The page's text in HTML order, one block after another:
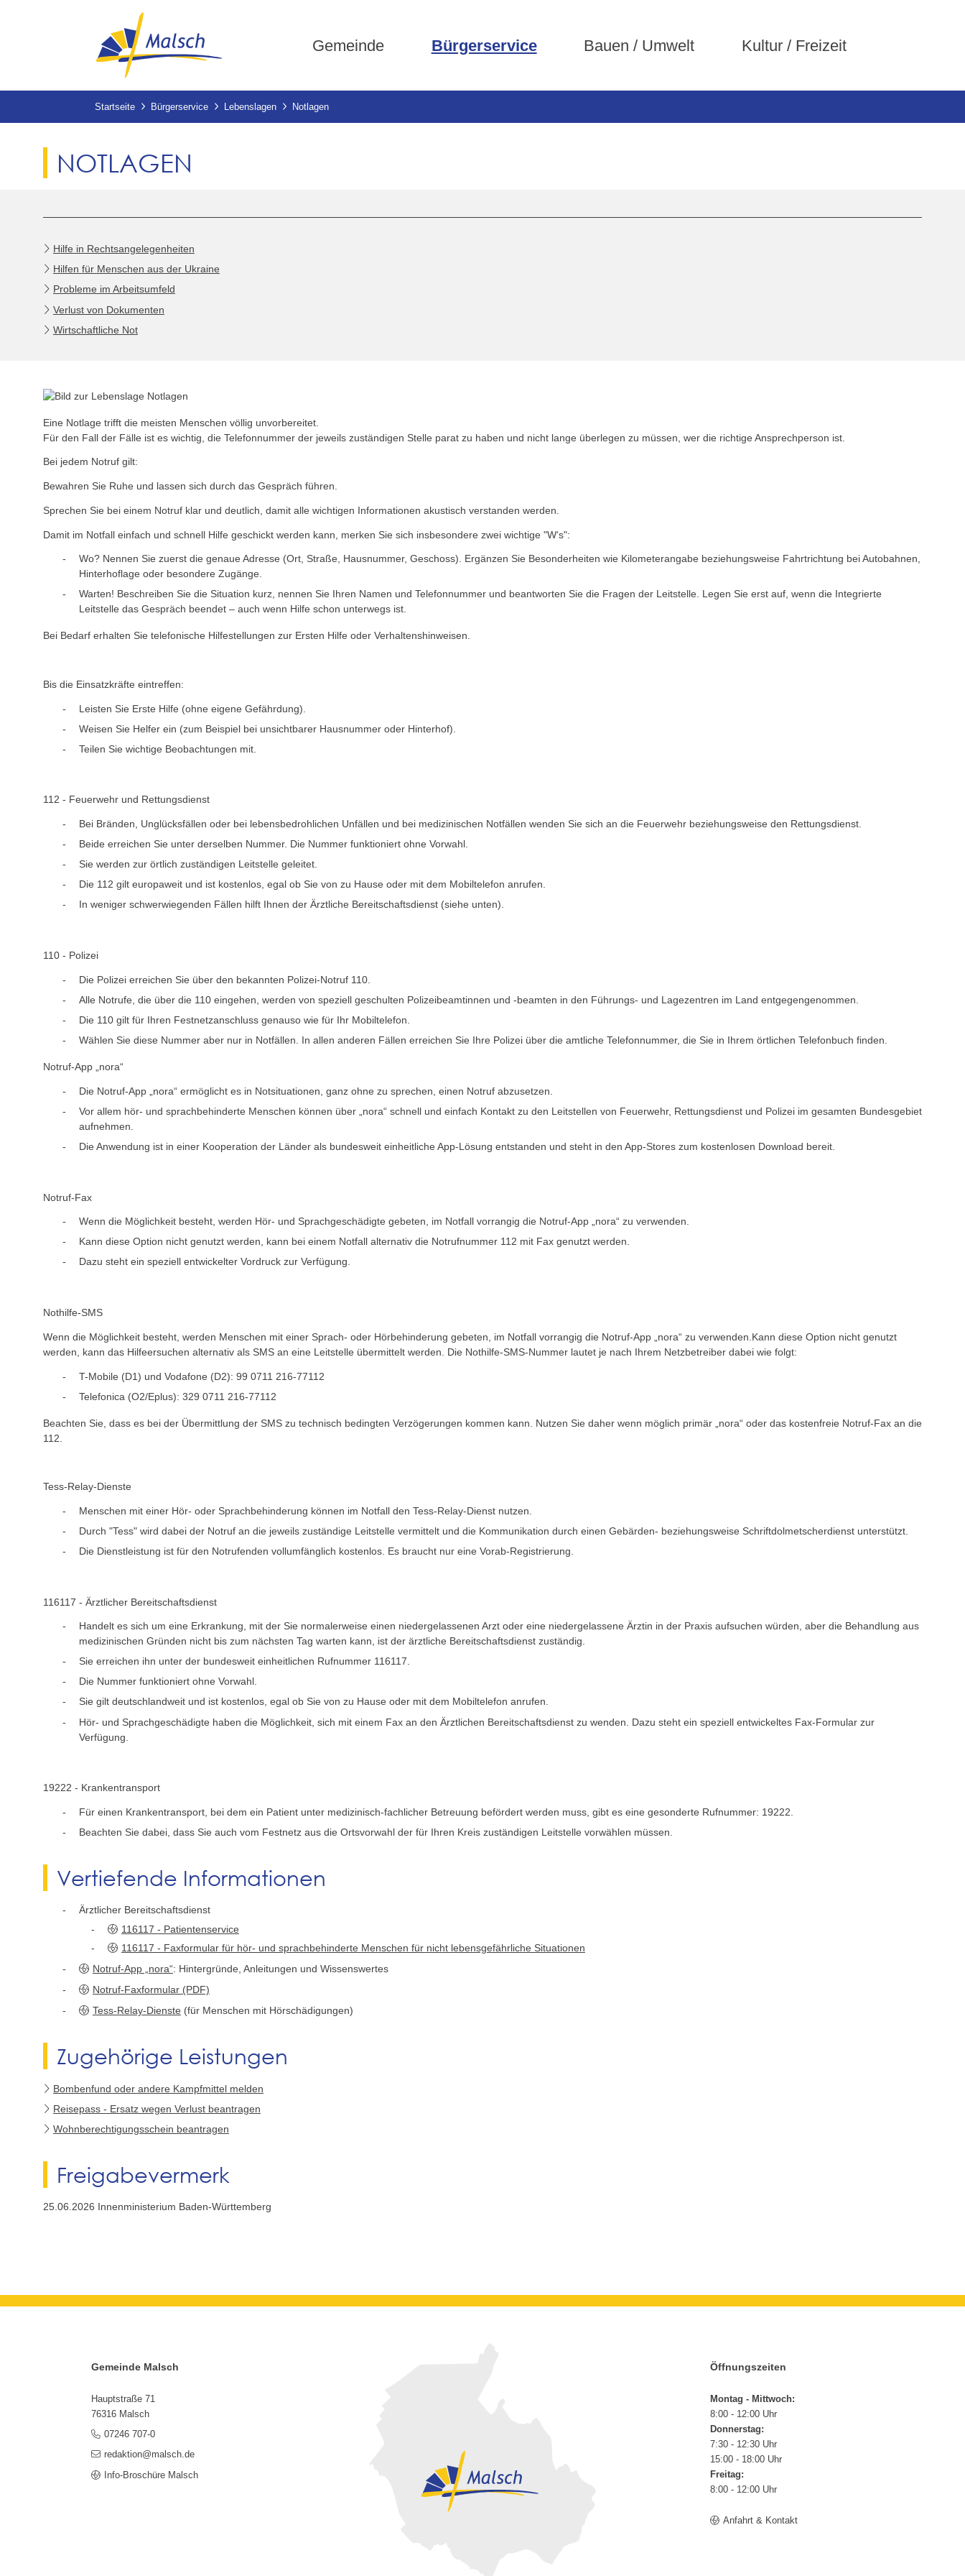
Gemeinde Bürgerservice Bauen / Umwelt Kultur / Freizeit
Startseite Bürgerservice Lebenslagen Notlagen
NOTLAGEN
Hilfe in Rechtsangelegenheiten
Hilfen für Menschen aus der Ukraine
Probleme im Arbeitsumfeld
Verlust von Dokumenten
Wirtschaftliche Not
Eine Notlage trifft die meisten Menschen völlig unvorbereitet.
Für den Fall der Fälle ist es wichtig, die Telefonnummer der jeweils zuständigen Stelle parat zu haben und nicht lange überlegen zu müssen, wer die richtige Ansprechperson ist.
Bei jedem Notruf gilt:
Bewahren Sie Ruhe und lassen sich durch das Gespräch führen.
Sprechen Sie bei einem Notruf klar und deutlich, damit alle wichtigen Informationen akustisch verstanden werden.
Damit im Notfall einfach und schnell Hilfe geschickt werden kann, merken Sie sich insbesondere zwei wichtige "W‘s":
Wo? Nennen Sie zuerst die genaue Adresse (Ort, Straße, Hausnummer, Geschoss). Ergänzen Sie Besonderheiten wie Kilometerangabe beziehungsweise Fahrtrichtung bei Autobahnen,
Hinterhoflage oder besondere Zugänge.
Warten! Beschreiben Sie die Situation kurz, nennen Sie Ihren Namen und Telefonnummer und beantworten Sie die Fragen der Leitstelle. Legen Sie erst auf, wenn die Integrierte
Leitstelle das Gespräch beendet – auch wenn Hilfe schon unterwegs ist.
Bei Bedarf erhalten Sie telefonische Hilfestellungen zur Ersten Hilfe oder Verhaltenshinweisen.
Bis die Einsatzkräfte eintreffen:
Leisten Sie Erste Hilfe (ohne eigene Gefährdung).
Weisen Sie Helfer ein (zum Beispiel bei unsichtbarer Hausnummer oder Hinterhof).
Teilen Sie wichtige Beobachtungen mit.
112 - Feuerwehr und Rettungsdienst
Bei Bränden, Unglücksfällen oder bei lebensbedrohlichen Unfällen und bei medizinischen Notfällen wenden Sie sich an die Feuerwehr beziehungsweise den Rettungsdienst.
Beide erreichen Sie unter derselben Nummer. Die Nummer funktioniert ohne Vorwahl.
Sie werden zur örtlich zuständigen Leitstelle geleitet.
Die 112 gilt europaweit und ist kostenlos, egal ob Sie von zu Hause oder mit dem Mobiltelefon anrufen.
In weniger schwerwiegenden Fällen hilft Ihnen der Ärztliche Bereitschaftsdienst (siehe unten).
110 - Polizei
Die Polizei erreichen Sie über den bekannten Polizei-Notruf 110.
Alle Notrufe, die über die 110 eingehen, werden von speziell geschulten Polizeibeamtinnen und -beamten in den Führungs- und Lagezentren im Land entgegengenommen.
Die 110 gilt für Ihren Festnetzanschluss genauso wie für Ihr Mobiltelefon.
Wählen Sie diese Nummer aber nur in Notfällen. In allen anderen Fällen erreichen Sie Ihre Polizei über die amtliche Telefonnummer, die Sie in Ihrem örtlichen Telefonbuch finden.
Notruf-App „nora“
Die Notruf-App „nora“ ermöglicht es in Notsituationen, ganz ohne zu sprechen, einen Notruf abzusetzen.
Vor allem hör- und sprachbehinderte Menschen können über „nora“ schnell und einfach Kontakt zu den Leitstellen von Feuerwehr, Rettungsdienst und Polizei im gesamten Bundesgebiet
aufnehmen.
Die Anwendung ist in einer Kooperation der Länder als bundesweit einheitliche App-Lösung entstanden und steht in den App-Stores zum kostenlosen Download bereit.
Notruf-Fax
Wenn die Möglichkeit besteht, werden Hör- und Sprachgeschädigte gebeten, im Notfall vorrangig die Notruf-App „nora“ zu verwenden.
Kann diese Option nicht genutzt werden, kann bei einem Notfall alternativ die Notrufnummer 112 mit Fax genutzt werden.
Dazu steht ein speziell entwickelter Vordruck zur Verfügung.
Nothilfe-SMS
Wenn die Möglichkeit besteht, werden Menschen mit einer Sprach- oder Hörbehinderung gebeten, im Notfall vorrangig die Notruf-App „nora“ zu verwenden.Kann diese Option nicht genutzt
werden, kann das Hilfeersuchen alternativ als SMS an eine Leitstelle übermittelt werden. Die Nothilfe-SMS-Nummer lautet je nach Ihrem Netzbetreiber dabei wie folgt:
T-Mobile (D1) und Vodafone (D2): 99 0711 216-77112
Telefonica (O2/Eplus): 329 0711 216-77112
Beachten Sie, dass es bei der Übermittlung der SMS zu technisch bedingten Verzögerungen kommen kann. Nutzen Sie daher wenn möglich primär „nora“ oder das kostenfreie Notruf-Fax an die
112.
Tess-Relay-Dienste
Menschen mit einer Hör- oder Sprachbehinderung können im Notfall den Tess-Relay-Dienst nutzen.
Durch "Tess" wird dabei der Notruf an die jeweils zuständige Leitstelle vermittelt und die Kommunikation durch einen Gebärden- beziehungsweise Schriftdolmetscherdienst unterstützt.
Die Dienstleistung ist für den Notrufenden vollumfänglich kostenlos. Es braucht nur eine Vorab-Registrierung.
116117 - Ärztlicher Bereitschaftsdienst
Handelt es sich um eine Erkrankung, mit der Sie normalerweise einen niedergelassenen Arzt oder eine niedergelassene Ärztin in der Praxis aufsuchen würden, aber die Behandlung aus
medizinischen Gründen nicht bis zum nächsten Tag warten kann, ist der ärztliche Bereitschaftsdienst zuständig.
Sie erreichen ihn unter der bundesweit einheitlichen Rufnummer 116117.
Die Nummer funktioniert ohne Vorwahl.
Sie gilt deutschlandweit und ist kostenlos, egal ob Sie von zu Hause oder mit dem Mobiltelefon anrufen.
Hör- und Sprachgeschädigte haben die Möglichkeit, sich mit einem Fax an den Ärztlichen Bereitschaftsdienst zu wenden. Dazu steht ein speziell entwickeltes Fax-Formular zur
Verfügung.
19222 - Krankentransport
Für einen Krankentransport, bei dem ein Patient unter medizinisch-fachlicher Betreuung befördert werden muss, gibt es eine gesonderte Rufnummer: 19222.
Beachten Sie dabei, dass Sie auch vom Festnetz aus die Ortsvorwahl der für Ihren Kreis zuständigen Leitstelle vorwählen müssen.
Vertiefende Informationen
Ärztlicher Bereitschaftsdienst
116117 - Patientenservice
116117 - Faxformular für hör- und sprachbehinderte Menschen für nicht lebensgefährliche Situationen
Notruf-App „nora“: Hintergründe, Anleitungen und Wissenswertes
Notruf-Faxformular (PDF)
Tess-Relay-Dienste (für Menschen mit Hörschädigungen)
Zugehörige Leistungen
Bombenfund oder andere Kampfmittel melden
Reisepass - Ersatz wegen Verlust beantragen
Wohnberechtigungsschein beantragen
Freigabevermerk
25.06.2026 Innenministerium Baden-Württemberg
Gemeinde Malsch
Hauptstraße 71
76316 Malsch
07246 707-0
redaktion@malsch.de
Info-Broschüre Malsch
Öffnungszeiten
Montag - Mittwoch:
8:00 - 12:00 Uhr
Donnerstag:
7:30 - 12:30 Uhr
15:00 - 18:00 Uhr
Freitag:
8:00 - 12:00 Uhr
Anfahrt & Kontakt